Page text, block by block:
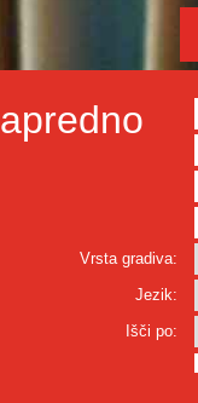
Vrsta gradiva:
Jezik:
Išči po: